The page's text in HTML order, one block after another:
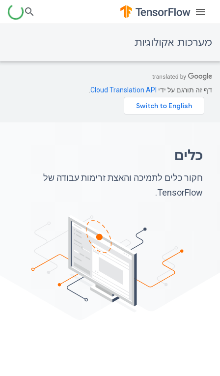
מערכות אקולוגיות
דף זה תורגם על ידי Cloud Translation API
כלים
חקור כלים לתמיכה והאצת זרימות עבודה של
TensorFlow.